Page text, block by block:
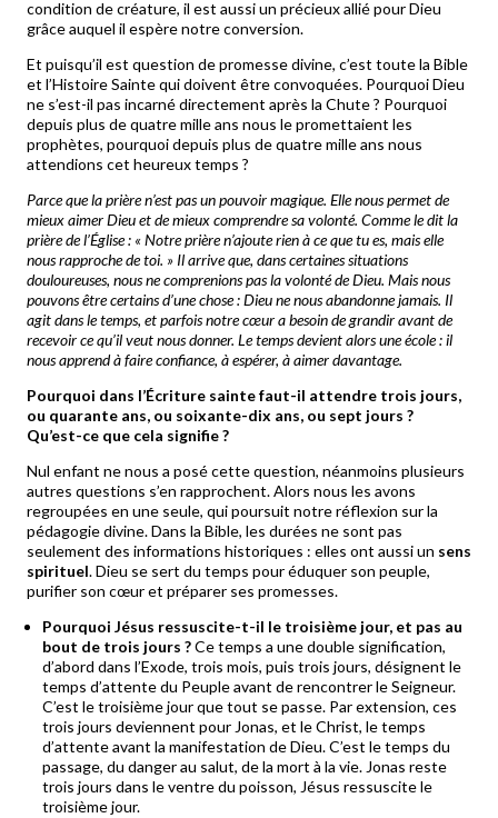
condition de créature, il est aussi un précieux allié pour Dieu
grâce auquel il espère notre conversion.
Et puisqu’il est question de promesse divine, c’est toute la Bible
et l’Histoire Sainte qui doivent être convoquées. Pourquoi Dieu
ne s’est-il pas incarné directement après la Chute ? Pourquoi
depuis plus de quatre mille ans nous le promettaient les
prophètes, pourquoi depuis plus de quatre mille ans nous
attendions cet heureux temps ?
Parce que la prière n’est pas un pouvoir magique. Elle nous permet de
mieux aimer Dieu et de mieux comprendre sa volonté. Comme le dit la
prière de l’Église : « Notre prière n’ajoute rien à ce que tu es, mais elle
nous rapproche de toi. » Il arrive que, dans certaines situations
douloureuses, nous ne comprenions pas la volonté de Dieu. Mais nous
pouvons être certains d’une chose : Dieu ne nous abandonne jamais. Il
agit dans le temps, et parfois notre cœur a besoin de grandir avant de
recevoir ce qu’il veut nous donner. Le temps devient alors une école : il
nous apprend à faire confiance, à espérer, à aimer davantage.
Pourquoi dans l’Écriture sainte faut-il attendre trois jours,
ou quarante ans, ou soixante-dix ans, ou sept jours ?
Qu’est-ce que cela signifie ?
Nul enfant ne nous a posé cette question, néanmoins plusieurs
autres questions s’en rapprochent. Alors nous les avons
regroupées en une seule, qui poursuit notre réflexion sur la
pédagogie divine. Dans la Bible, les durées ne sont pas
seulement des informations historiques : elles ont aussi un sens
spirituel. Dieu se sert du temps pour éduquer son peuple,
purifier son cœur et préparer ses promesses.
Pourquoi Jésus ressuscite-t-il le troisième jour, et pas au
bout de trois jours ?Ce temps a une double signification,
d’abord dans l’Exode, trois mois, puis trois jours, désignent le
temps d’attente du Peuple avant de rencontrer le Seigneur.
C’est le troisième jour que tout se passe. Par extension, ces
trois jours deviennent pour Jonas, et le Christ, le temps
d’attente avant la manifestation de Dieu. C’est le temps du
passage, du danger au salut, de la mort à la vie. Jonas reste
trois jours dans le ventre du poisson, Jésus ressuscite le
troisième jour.